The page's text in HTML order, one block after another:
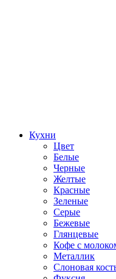
Кухни
Цвет
Белые
Черные
Желтые
Красные
Зеленые
Серые
Бежевые
Глянцевые
Кофе с
Металлик
Слоновая